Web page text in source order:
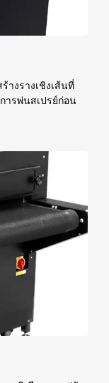
างรางเชิงเส้นที่
ารพ่นสเปรย์ก่อน